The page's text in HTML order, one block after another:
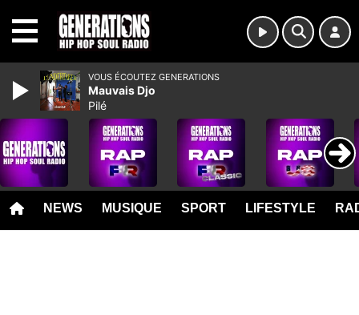
NEWS MUSIQUE SPORT LIFESTYLE
VOUS ÉCOUTEZ GENERATIONS
Mauvais Djo
Pilé